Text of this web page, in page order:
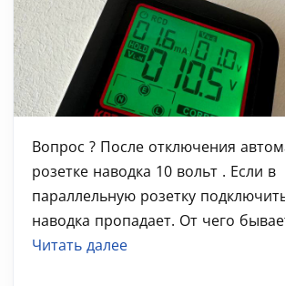
Вопрос ? После отключения
розетке наводка 10 вольт . Если в
параллельную розетку
наводка пропадает. От чего
Читать далее